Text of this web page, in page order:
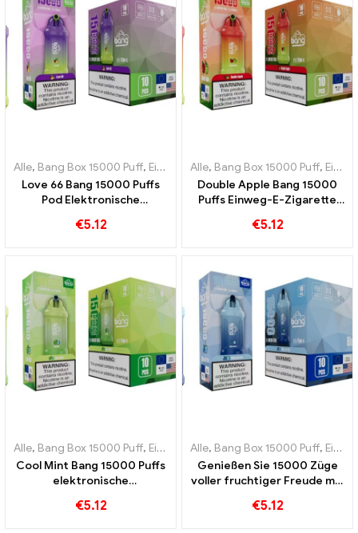
Alle, Bang Box 15000 Puff, Einweg-E-Zigaretten Schweden ,
Love 66 Bang 15000 Puffs
Pod Elektronische
perfekte Kombination aus
€5.12
Alle, Bang Box 15000 Puff, Einweg-E-Zigaretten Schweden
Double Apple Bang 15000
Puffs Einweg-E-Zigarette
erleben
€5.12
Alle, Bang Box 15000 Puff, Einweg-E-Zigaretten Schweden ,
Cool Mint Bang 15000 Puffs
elektronische
erfrischendes
€5.12
Alle, Bang Box 15000 Puff, Einweg-E-Zigaretten Schweden
Genießen Sie 15000 Züge
voller fruchtiger Freude mit
perfekt für Dampfer die
€5.12